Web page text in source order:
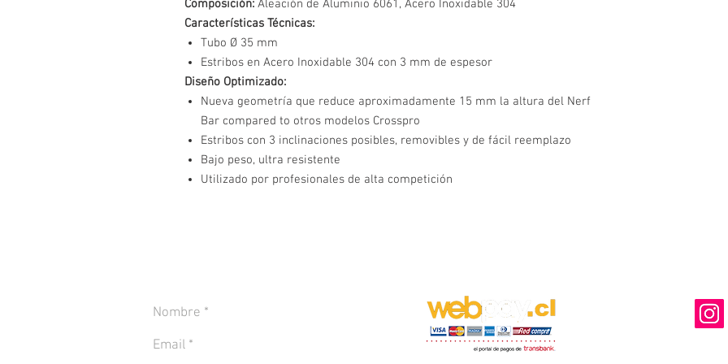
Composición: Aleación de Aluminio 6061, Acero Inoxidable 304
Características Técnicas:
Tubo Ø 35 mm
Estribos en Acero Inoxidable 304 con 3 mm de espesor
Diseño Optimizado:
Nueva geometría que reduce aproximadamente 15 mm la altura del Nerf
Bar compared to otros modelos Crosspro
Estribos con 3 inclinaciones posibles, removibles y de fácil reemplazo
Bajo peso, ultra resistente
Utilizado por profesionales de alta competición